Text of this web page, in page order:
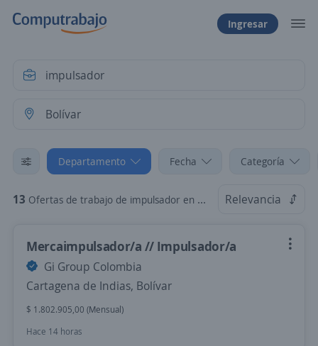
Ingresar
Departamento Fecha Categoría
13 Ofertas de trabajo de impulsador en Bolívar Relevancia
Mercaimpulsador/a // Impulsador/a
Gi Group Colombia
Cartagena de Indias, Bolívar
$ 1.802.905,00 (Mensual)
Hace 14 horas